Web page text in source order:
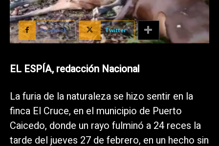
Facebook Twitter
EL ESPÍA, redacción Nacional
La furia de la naturaleza se hizo sentir en la
finca El Cruce, en el municipio de Puerto
Caicedo, donde un rayo fulminó a 24 reces la
tarde del jueves 27 de febrero, en un hecho sin